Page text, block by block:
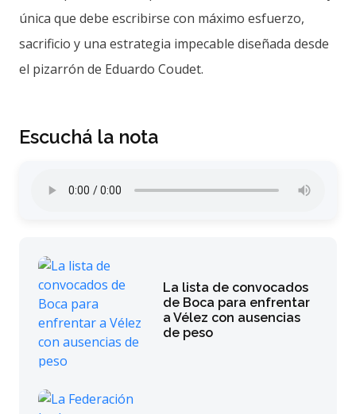
única que debe escribirse con máximo esfuerzo,
sacrificio y una estrategia impecable diseñada desde
el pizarrón de Eduardo Coudet.
Escuchá la nota
La lista de convocados
de Boca para enfrentar
a Vélez con ausencias
de peso